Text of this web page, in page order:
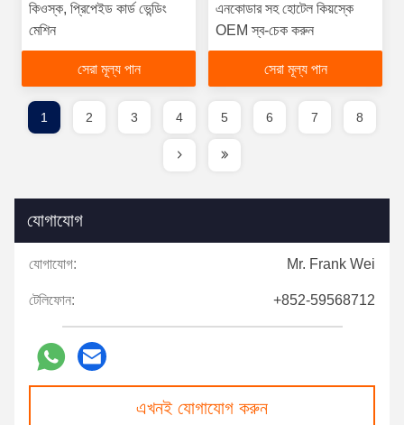
কিওস্ক, প্রিপেইড কার্ড ভেন্ডিং
মেশিন
সেরা মূল্য পান
এনকোডার সহ হোটেল কিয়স্কে
OEM স্ব-চেক করুন
সেরা মূল্য পান
1 2 3 4 5 6 7 8
যোগাযোগ
যোগাযোগ: Mr. Frank Wei
টেলিফোন: +852-59568712
এখনই যোগাযোগ করুন